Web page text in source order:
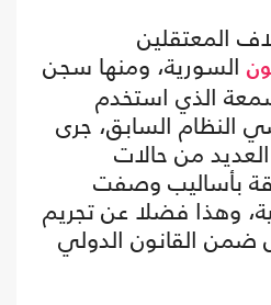
المعتقلين
السورية، ومنها سجن
الذي استخدم
النظام السابق، جرى
من حالات
بأساليب وصفت
وهذا فضلا عن تجريم
القانون الدولي